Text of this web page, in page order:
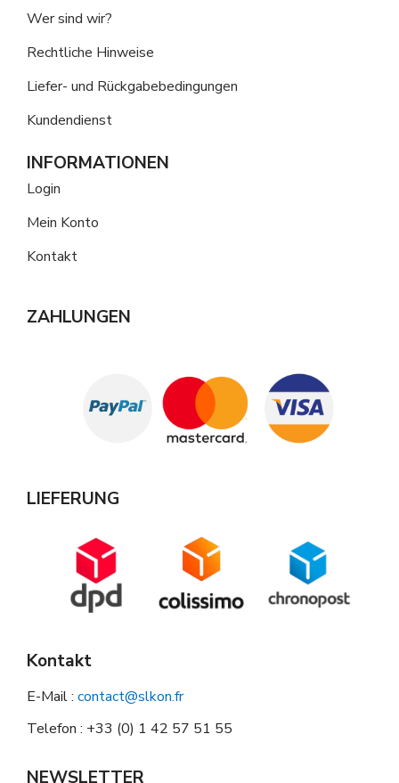
Wer sind wir?
Rechtliche Hinweise
Liefer- und Rückgabebedingungen
Kundendienst
INFORMATIONEN
Login
Mein Konto
Kontakt
ZAHLUNGEN
LIEFERUNG
Kontakt
E-Mail : contact@slkon.fr
Telefon : +33 (0) 1 42 57 51 55
NEWSLETTER